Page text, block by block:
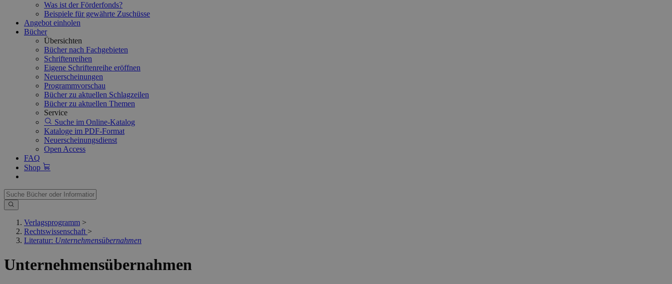
Was ist der Förderfonds?
Beispiele für gewährte Zuschüsse
Angebot einholen
Bücher
Übersichten
Bücher nach Fachgebieten
Schriftenreihen
Eigene Schriftenreihe eröffnen
Neuerscheinungen
Programmvorschau
Bücher zu aktuellen Schlagzeilen
Bücher zu aktuellen Themen
Service
Suche im Online-Katalog
Kataloge im PDF-Format
Neuerscheinungsdienst
Open Access
FAQ
Shop
Verlagsprogramm >
Rechtswissenschaft >
Literatur: Unternehmensübernahmen
Unternehmensübernahmen